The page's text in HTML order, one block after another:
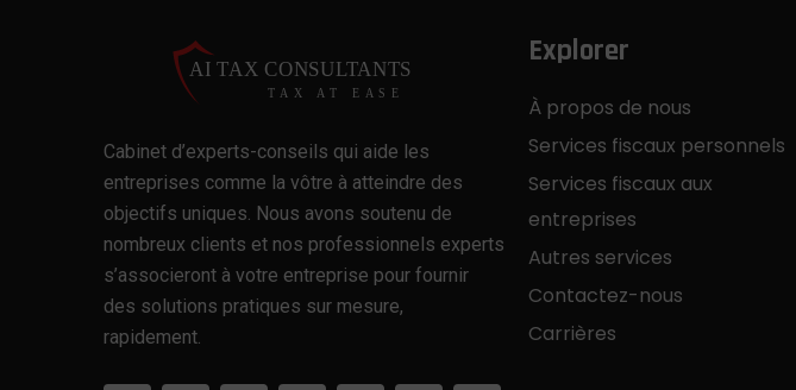
Cabinet d’experts-conseils qui aide les
entreprises comme la vôtre à atteindre des
objectifs uniques. Nous avons soutenu de
nombreux clients et nos professionnels experts
s’associeront à votre entreprise pour fournir
des solutions pratiques sur mesure,
rapidement.
Explorer
À propos de nous
Services fiscaux personnels
Services fiscaux aux
entreprises
Autres services
Contactez-nous
Carrières